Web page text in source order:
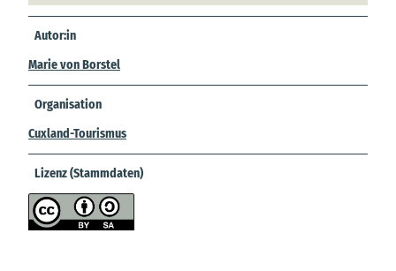
Autor:in
Marie von Borstel
Organisation
Cuxland-Tourismus
Lizenz (Stammdaten)